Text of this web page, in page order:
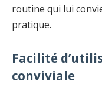
routine qui lui
pratique.
Facilité
conviviale